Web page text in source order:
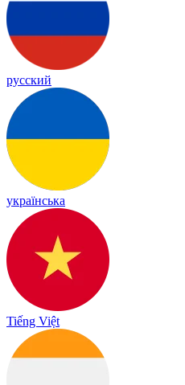
русский
українська
Tiếng Việt